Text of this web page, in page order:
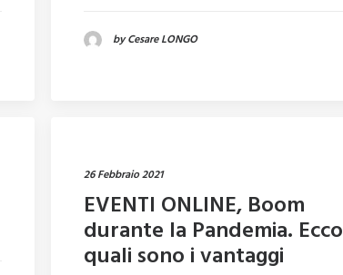
by Cesare LONGO
26 Febbraio 2021
EVENTI ONLINE, Boom
durante la Pandemia. Ecco
quali sono i vantaggi